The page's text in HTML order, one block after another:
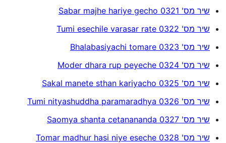
שיר מס' 0321 Sabar majhe hariye gecho
שיר מס' 0322 Tumi esechile varasar rate
שיר מס' 0323 Bhalabasiyachi tomare
שיר מס' 0324 Moder dhara rup peyeche
שיר מס' 0325 Sakal manete sthan kariyacho
שיר מס' 0326 Tumi nityashuddha paramaradhya
שיר מס' 0327 Saomya shanta cetanananda
שיר מס' 0328 Tomar madhur hasi niye eseche